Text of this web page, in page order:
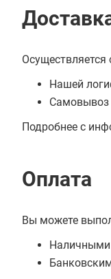
Нашей
Самовывоз
Подробнее с
Оплата
Вы можете
Наличными